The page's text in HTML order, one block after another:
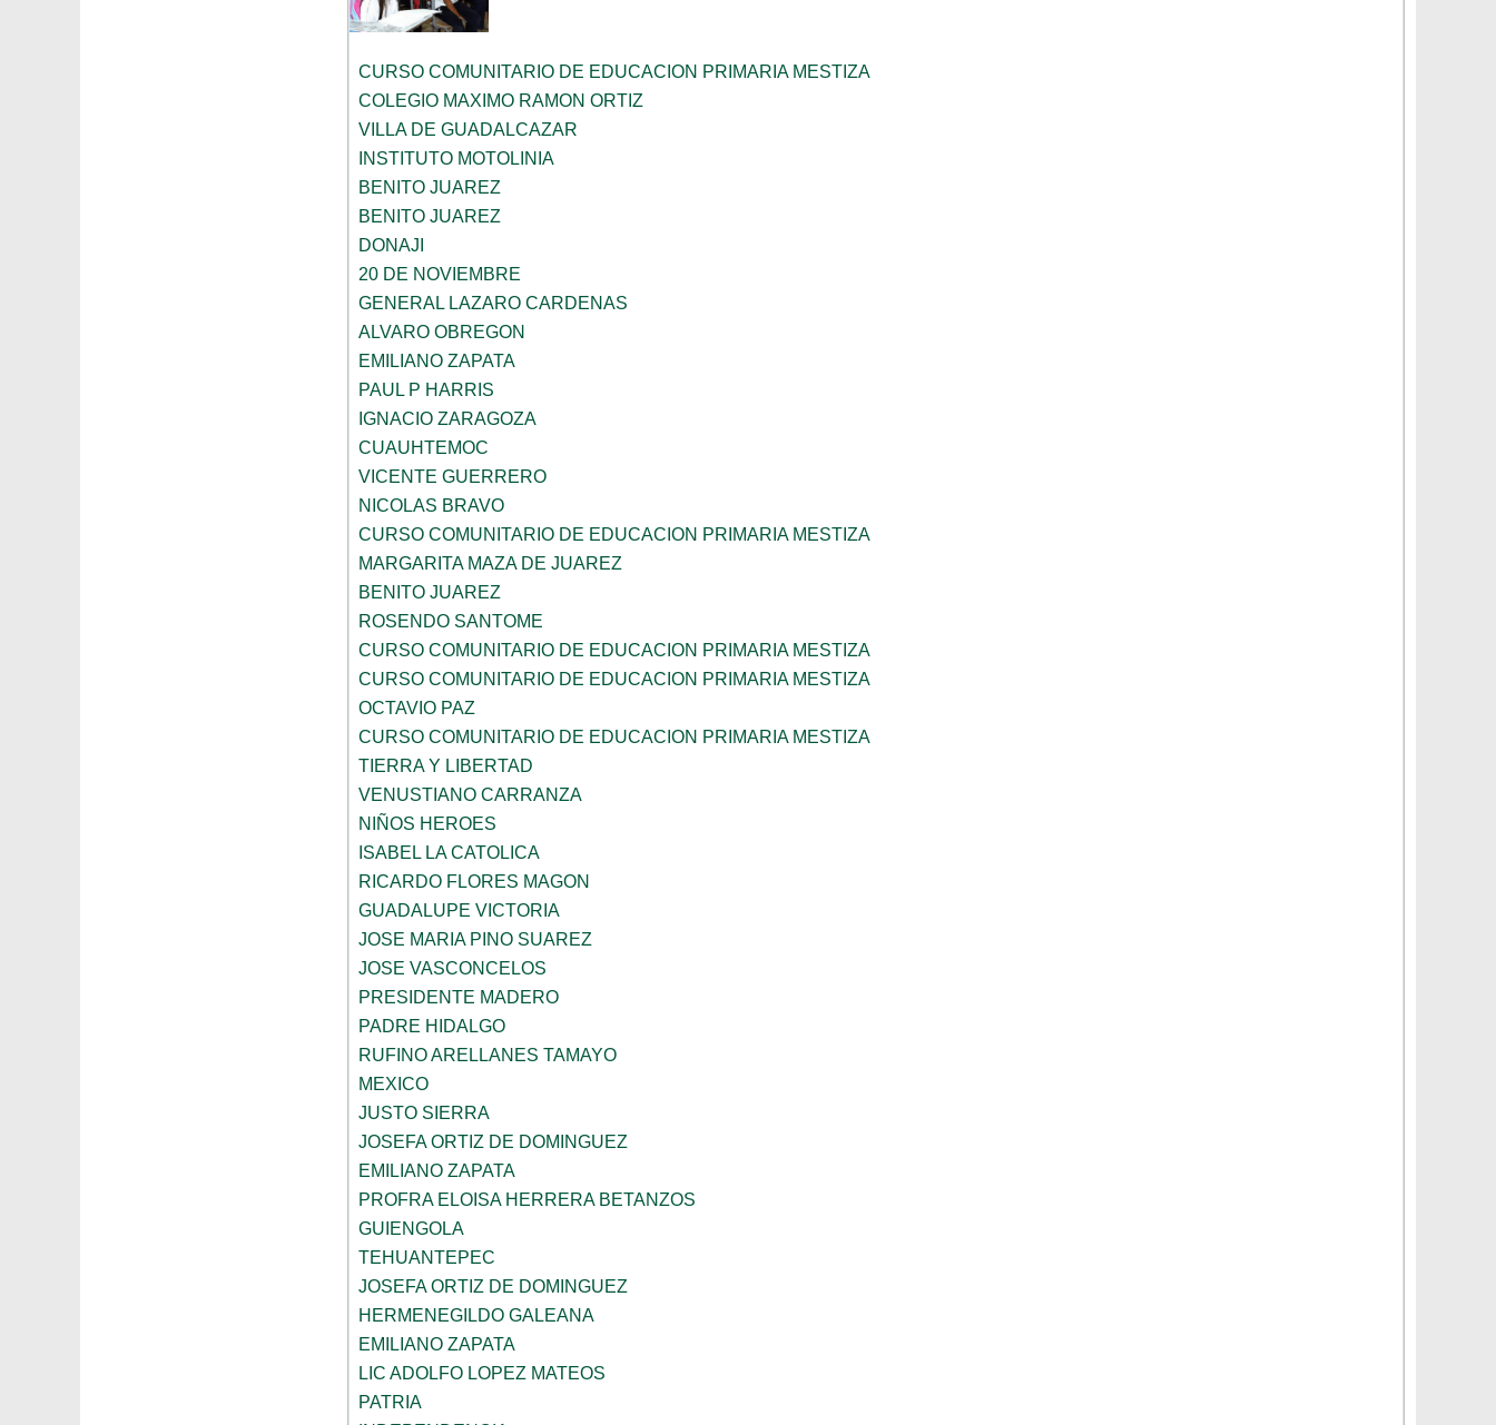
CURSO COMUNITARIO DE EDUCACION PRIMARIA MESTIZA
COLEGIO MAXIMO RAMON ORTIZ
VILLA DE GUADALCAZAR
INSTITUTO MOTOLINIA
BENITO JUAREZ
BENITO JUAREZ
DONAJI
20 DE NOVIEMBRE
GENERAL LAZARO CARDENAS
ALVARO OBREGON
EMILIANO ZAPATA
PAUL P HARRIS
IGNACIO ZARAGOZA
CUAUHTEMOC
VICENTE GUERRERO
NICOLAS BRAVO
CURSO COMUNITARIO DE EDUCACION PRIMARIA MESTIZA
MARGARITA MAZA DE JUAREZ
BENITO JUAREZ
ROSENDO SANTOME
CURSO COMUNITARIO DE EDUCACION PRIMARIA MESTIZA
CURSO COMUNITARIO DE EDUCACION PRIMARIA MESTIZA
OCTAVIO PAZ
CURSO COMUNITARIO DE EDUCACION PRIMARIA MESTIZA
TIERRA Y LIBERTAD
VENUSTIANO CARRANZA
NIÑOS HEROES
ISABEL LA CATOLICA
RICARDO FLORES MAGON
GUADALUPE VICTORIA
JOSE MARIA PINO SUAREZ
JOSE VASCONCELOS
PRESIDENTE MADERO
PADRE HIDALGO
RUFINO ARELLANES TAMAYO
MEXICO
JUSTO SIERRA
JOSEFA ORTIZ DE DOMINGUEZ
EMILIANO ZAPATA
PROFRA ELOISA HERRERA BETANZOS
GUIENGOLA
TEHUANTEPEC
JOSEFA ORTIZ DE DOMINGUEZ
HERMENEGILDO GALEANA
EMILIANO ZAPATA
LIC ADOLFO LOPEZ MATEOS
PATRIA